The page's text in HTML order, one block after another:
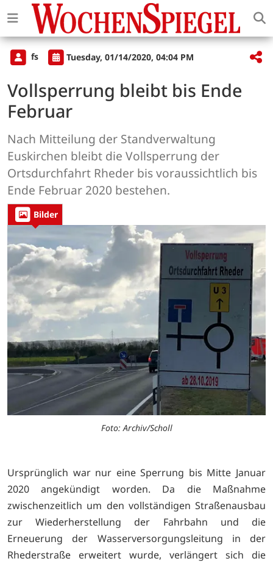
fs Tuesday, 01/14/2020, 04:04 PM
Vollsperrung bleibt bis Ende
Februar
Nach Mitteilung der Standverwaltung
Euskirchen bleibt die Vollsperrung der
Ortsdurchfahrt Rheder bis voraussichtlich bis
Ende Februar 2020 bestehen.
Bilder
Foto: Archiv/Scholl
Ursprünglich war nur eine Sperrung bis Mitte Januar
2020 angekündigt worden. Da die Maßnahme
zwischenzeitlich um den vollständigen Straßenausbau
zur Wiederherstellung der Fahrbahn und die
Erneuerung der Wasserversorgungsleitung in der
Rhederstraße erweitert wurde, verlängert sich die